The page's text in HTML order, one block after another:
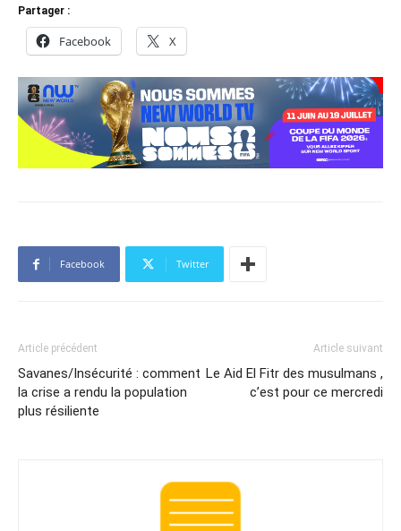
Partager :
Facebook X
Facebook Twitter
Article précédent
Savanes/Insécurité : comment
la crise a rendu la population
plus résiliente
Article suivant
Le Aid El Fitr des musulmans ,
c’est pour ce mercredi